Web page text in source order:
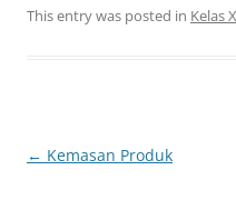
This entry was posted in Kelas
Post
← Kemasan Produk